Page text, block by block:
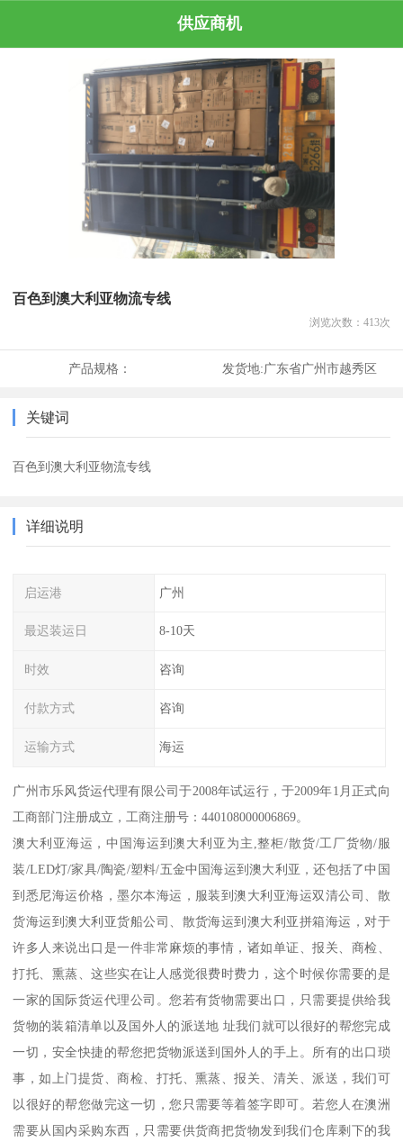
供应商机
百色到澳大利亚物流专线
浏览次数： 413次
产品规格： 发货地:广东省广州市越秀区
关键词
百色到澳大利亚物流专线
详细说明
启运港 广州
最迟装运日 8-10天
时效 咨询
付款方式 咨询
运输方式 海运
广州市乐风货运代理有限公司于2008年试运行，于2009年1月正式向
工商部门注册成立，工商注册号：440108000006869。
澳大利亚海运，中国海运到澳大利亚为主,整柜/散货/工厂货物/服
装/LED灯/家具/陶瓷/塑料/五金中国海运到澳大利亚，还包括了中国
到悉尼海运价格，墨尔本海运，服装到澳大利亚海运双清公司、散
货海运到澳大利亚货船公司、散货海运到澳大利亚拼箱海运，对于
许多人来说出口是一件非常麻烦的事情，诸如单证、报关、商检、
打托、熏蒸、这些实在让人感觉很费时费力，这个时候你需要的是
一家的国际货运代理公司。您若有货物需要出口，只需要提供给我
货物的装箱清单以及国外人的派送地 址我们就可以很好的帮您完成
一切，安全快捷的帮您把货物派送到国外人的手上。所有的出口琐
事，如上门提货、商检、打托、熏蒸、报关、清关、派送，我们可
以很好的帮您做完这一切，您只需要等着签字即可。若您人在澳洲
需要从国内采购东西，只需要供货商把货物发到我们仓库剩下的我